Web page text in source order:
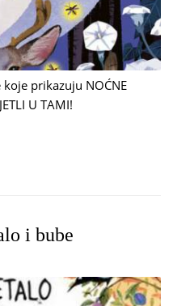
prikazuju NOĆNE
U TAMI!
i bube